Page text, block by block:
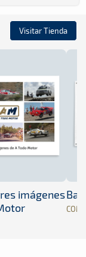
Visitar Tienda
imágenes